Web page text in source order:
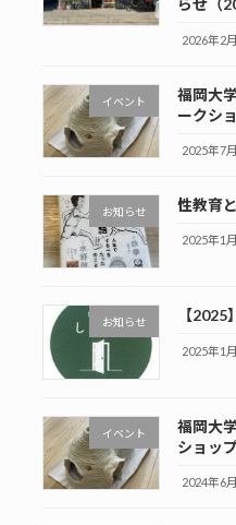
らせ（
2026年2
イベント
福岡大
ークシ
2025年7
お知らせ 性教育
2025年1
お知らせ 【
2025年1
イベント
福岡大
ショッ
2024年6